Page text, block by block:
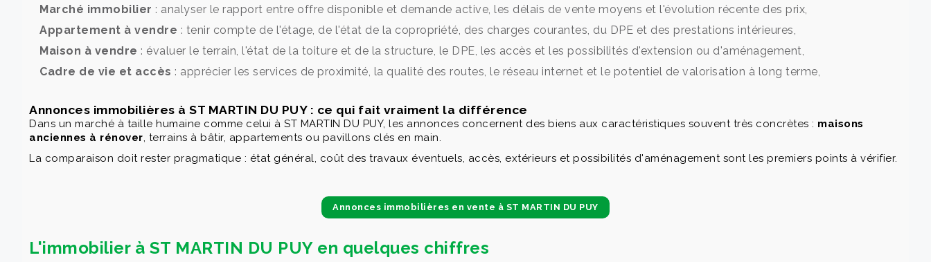
Marché immobilier : analyser le rapport entre offre disponible et demande active, les délais de vente moyens et l'évolution récente des prix,
Appartement à vendre : tenir compte de l'étage, de l'état de la copropriété, des charges courantes, du DPE et des prestations intérieures,
Maison à vendre : évaluer le terrain, l'état de la toiture et de la structure, le DPE, les accès et les possibilités d'extension ou d'aménagement,
Cadre de vie et accès : apprécier les services de proximité, la qualité des routes, le réseau internet et le potentiel de valorisation à long terme,
Annonces immobilières à ST MARTIN DU PUY : ce qui fait vraiment la différence
Dans un marché à taille humaine comme celui à ST MARTIN DU PUY, les annonces concernent des biens aux caractéristiques souvent très concrètes : maisons
anciennes à rénover, terrains à bâtir, appartements ou pavillons clés en main.
La comparaison doit rester pragmatique : état général, coût des travaux éventuels, accès, extérieurs et possibilités d'aménagement sont les premiers points à vérifier.
Annonces immobilières en vente à ST MARTIN DU PUY
L'immobilier à ST MARTIN DU PUY en quelques chiffres